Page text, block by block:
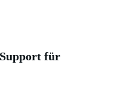
für